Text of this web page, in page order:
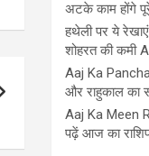
अटके काम होंगे
हथेली पर ये
शोहरत की कमी
Aaj Ka
और राहुकाल का
Aaj Ka Meen
पढ़ें आज का